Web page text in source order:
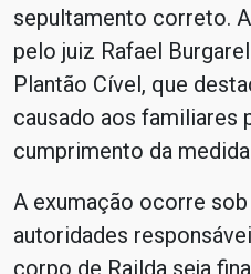
sepultamento correto.
pelo juiz Rafael
Plantão Cível, que
causado aos familiares
cumprimento da
A exumação ocorre
autoridades
corpo de Railda seja